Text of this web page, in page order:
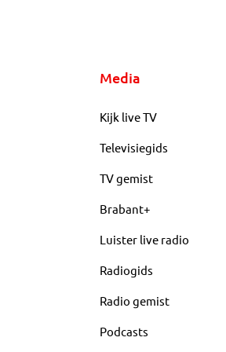
Media
Kijk live TV
Televisiegids
TV gemist
Brabant+
Luister live radio
Radiogids
Radio gemist
Podcasts